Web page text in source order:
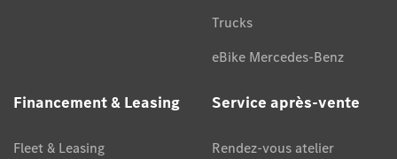
Trucks
eBike Mercedes-Benz
Financement & Leasing
Fleet & Leasing
Service après-vente
Rendez-vous atelier